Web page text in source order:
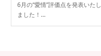
6月の“愛情”評価点を発表いたし
ました！…